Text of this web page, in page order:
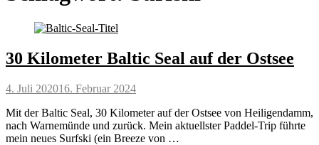
30 Kilometer Baltic Seal auf der Ostsee
Posted
4. Juli 202016. Februar 2024
Mit der Baltic Seal, 30 Kilometer auf der Ostsee von Heiligendamm,
nach Warnemünde und zurück. Mein aktuellster Paddel-Trip führte
mein neues Surfski (ein Breeze von …